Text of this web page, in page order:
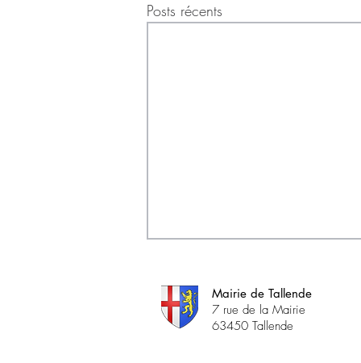
Posts récents
Mairie de Tallende
7 rue de la Mairie
63450 Tallende